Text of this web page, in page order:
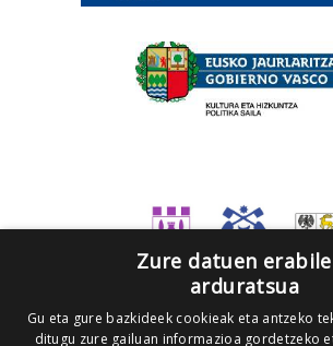
Zure datuen
arduratsua
Gu eta gure bazkideek cookieak eta antzeko
ditugu zure gailuan informazioa gordetzeko